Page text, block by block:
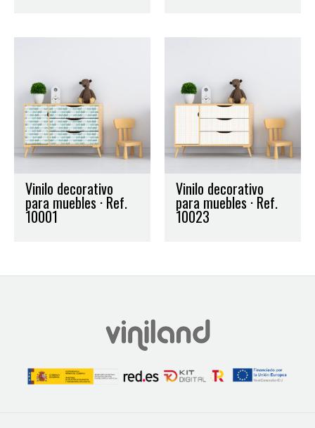
Vinilo decorativo
para muebles · Ref.
10001
Vinilo decorativo
para muebles · Ref.
10023